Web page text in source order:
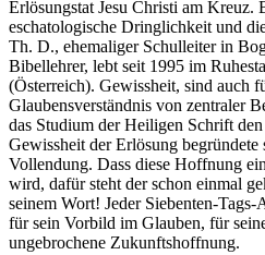
Erlösungstat Jesu Christi am Kreuz.
eschatologische Dringlichkeit und
Th. D., ehemaliger Schulleiter in
Bibellehrer, lebt seit 1995 im
(Österreich). Gewissheit, sind auch
Glaubensverständnis von zentraler
das Studium der Heiligen Schrift
Gewissheit der Erlösung
Vollendung. Dass diese Hoffnung
wird, dafür steht der schon einmal
seinem Wort! Jeder Siebenten-
für sein Vorbild im Glauben, für
ungebrochene Zukunftshoffnung.